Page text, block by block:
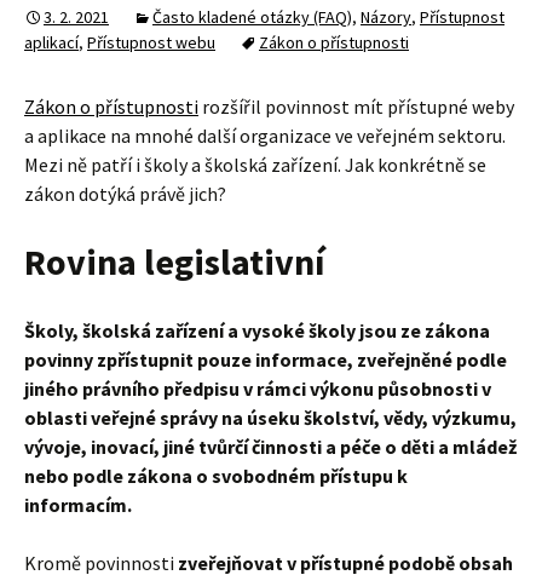
3. 2. 2021 Často kladené otázky (FAQ), Názory, Přístupnost
aplikací, Přístupnost webu Zákon o přístupnosti
Zákon o přístupnosti rozšířil povinnost mít přístupné weby
a aplikace na mnohé další organizace ve veřejném sektoru.
Mezi ně patří i školy a školská zařízení. Jak konkrétně se
zákon dotýká právě jich?
Rovina legislativní
Školy, školská zařízení a vysoké školy jsou ze zákona
povinny zpřístupnit pouze informace, zveřejněné podle
jiného právního předpisu v rámci výkonu působnosti v
oblasti veřejné správy na úseku školství, vědy, výzkumu,
vývoje, inovací, jiné tvůrčí činnosti a péče o děti a mládež
nebo podle zákona o svobodném přístupu k
informacím.
Kromě povinnosti zveřejňovat v přístupné podobě obsah